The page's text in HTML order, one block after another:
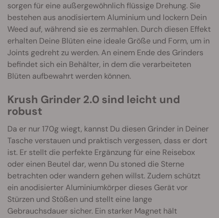
sorgen für eine außergewöhnlich flüssige Drehung. Sie
bestehen aus anodisiertem Aluminium und lockern Dein
Weed auf, während sie es zermahlen. Durch diesen Effekt
erhalten Deine Blüten eine ideale Größe und Form, um in
Joints gedreht zu werden. An einem Ende des Grinders
befindet sich ein Behälter, in dem die verarbeiteten
Blüten aufbewahrt werden können.
Krush Grinder 2.0 sind leicht und
robust
Da er nur 170g wiegt, kannst Du diesen Grinder in Deiner
Tasche verstauen und praktisch vergessen, dass er dort
ist. Er stellt die perfekte Ergänzung für eine Reisebox
oder einen Beutel dar, wenn Du stoned die Sterne
betrachten oder wandern gehen willst. Zudem schützt
ein anodisierter Aluminiumkörper dieses Gerät vor
Stürzen und Stößen und stellt eine lange
Gebrauchsdauer sicher. Ein starker Magnet hält